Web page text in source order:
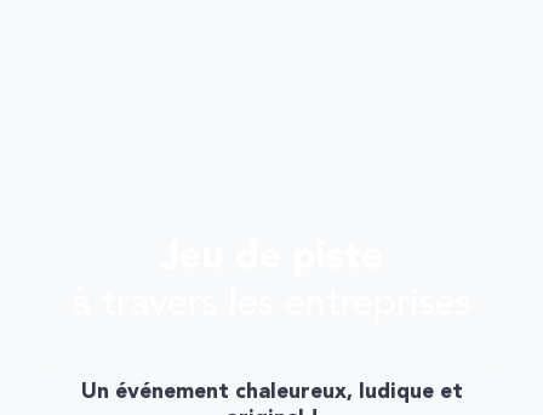
Un événement chaleureux, ludique et